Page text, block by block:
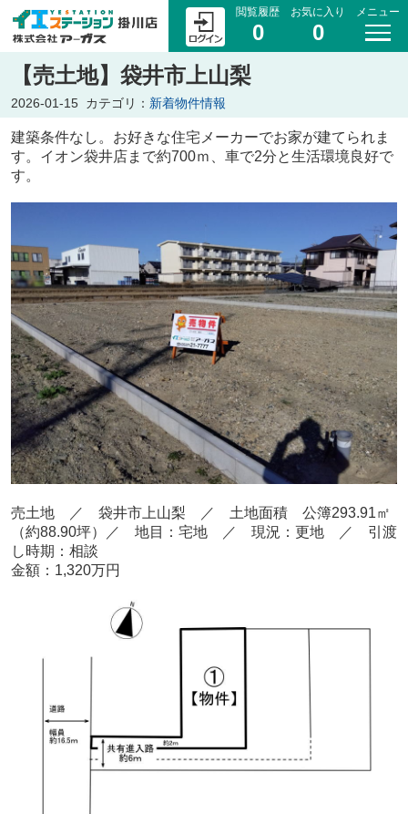
閲覧履歴
0
お気に入り
0
メニュー
【売土地】袋井市上山梨
2026-01-15 カテゴリ： 新着物件情報
建築条件なし。お好きな住宅メーカーでお家が建てられま
す。イオン袋井店まで約700ｍ、車で2分と生活環境良好で
す。
売土地 ／ 袋井市上山梨 ／ 土地面積 公簿293.91㎡
（約88.90坪）
／ 地目：宅地／ 現況：更地 ／ 引渡
し時期：相談
金額：1,320万円